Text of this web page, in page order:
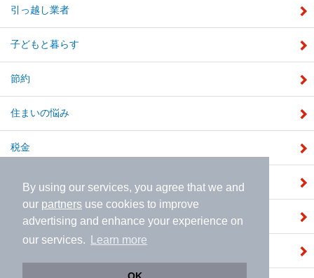
By using our services, you agree that we and
our partners use cookies to improve
advertising and enhance your experience on
our services.
Learn more
引っ越し業者
子どもと暮らす
節約
住まいの悩み
税金
補助金
注文住宅